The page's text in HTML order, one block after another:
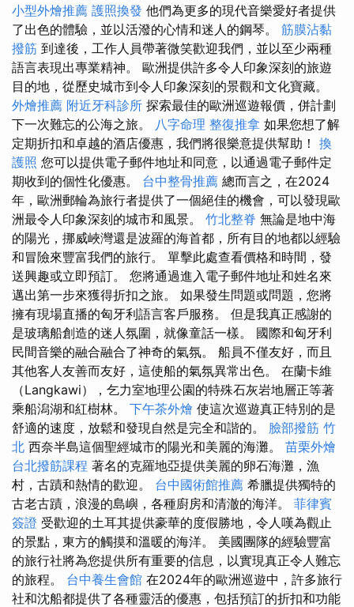
小型外燴推薦 護照換發 他們為更多的現代音樂愛好者提供
了出色的體驗，並以活潑的心情和迷人的鋼琴。 筋膜沾黏
撥筋 到達後，工作人員帶著微笑歡迎我們，並以至少兩種
語言表現出專業精神。 歐洲提供許多令人印象深刻的旅遊
目的地，從歷史城市到令人印象深刻的景觀和文化寶藏。
外燴推薦 附近牙科診所 探索最佳的歐洲巡遊報價，併計劃
下一次難忘的公海之旅。 八字命理 整復推拿 如果您想了解
定期折扣和卓越的酒店優惠，我們將很樂意提供幫助！ 換
護照 您可以提供電子郵件地址和同意，以通過電子郵件定
期收到的個性化優惠。 台中整骨推薦 總而言之，在2024
年，歐洲郵輪為旅行者提供了一個絕佳的機會，可以發現歐
洲最令人印象深刻的城市和風景。 竹北整脊 無論是地中海
的陽光，挪威峽灣還是波羅的海首都，所有目的地都以經驗
和冒險來豐富我們的旅行。 單擊此處查看價格和時間，發
送興趣或立即預訂。 您將通過進入電子郵件地址和姓名來
邁出第一步來獲得折扣之旅。 如果發生問題或問題，您將
擁有現場直播的匈牙利語言客戶服務。 但是我真正感謝的
是玻璃船創造的迷人氛圍，就像童話一樣。 國際和匈牙利
民間音樂的融合融合了神奇的氣氛。 船員不僅友好，而且
其他客人友善而友好，這使船的氣氛異常出色。 在蘭卡維
（Langkawi），乞力室地理公園的特殊石灰岩地層正等著
乘船潟湖和紅樹林。 下午茶外燴 使這次巡遊真正特別的是
舒適的速度，放鬆和發現自然是完全和諧的。 臉部撥筋 竹
北 西奈半島這個聖經城市的陽光和美麗的海灘。 苗栗外燴
台北撥筋課程 著名的克羅地亞提供美麗的卵石海灘，漁
村，古蹟和熱情的歡迎。 台中國術館推薦 希臘提供獨特的
古老古蹟，浪漫的島嶼，各種廚房和清澈的海洋。 菲律賓
簽證 受歡迎的土耳其提供豪華的度假勝地，令人嘆為觀止
的景點，東方的觸摸和溫暖的海洋。 美國團隊的經驗豐富
的旅行社將為您提供所有重要的信息，以實現真正令人難忘
的旅程。 台中養生會館 在2024年的歐洲巡遊中，許多旅行
社和沈船都提供了各種靈活的優惠，包括預訂的折扣和功能